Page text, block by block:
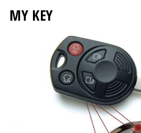
MY KEY